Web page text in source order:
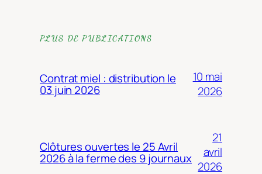
PLUS DE PUBLICATIONS
Contrat miel : distribution le
03 juin 2026
10 mai
2026
Clôtures ouvertes le 25 Avril
2026 à la ferme des 9 journaux
21
avril
2026